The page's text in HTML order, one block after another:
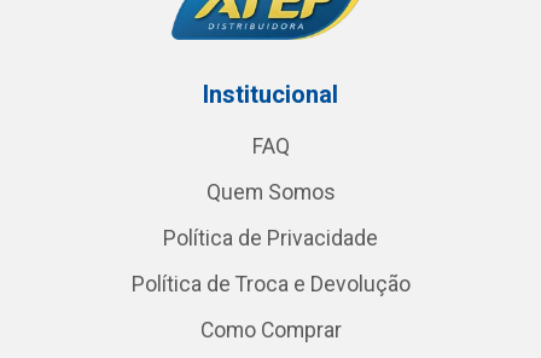
Institucional
FAQ
Quem Somos
Política de Privacidade
Política de Troca e Devolução
Como Comprar